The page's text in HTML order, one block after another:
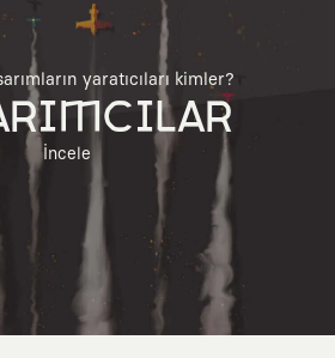
yaratıcıları kimler?
İncele